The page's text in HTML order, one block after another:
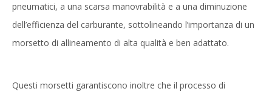
pneumatici, a una scarsa manovrabilità e a una diminuzione
dell’efficienza del carburante, sottolineando l’importanza di un
morsetto di allineamento di alta qualità e ben adattato.
Questi morsetti garantiscono inoltre che il processo di